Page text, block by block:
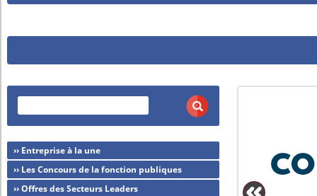
›› Entreprise à la une
›› Les Concours de la fonction publiques
›› Offres des Secteurs Leaders